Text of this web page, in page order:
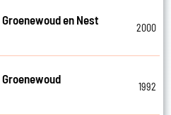
en Nest
2000
Groenewoud
1992